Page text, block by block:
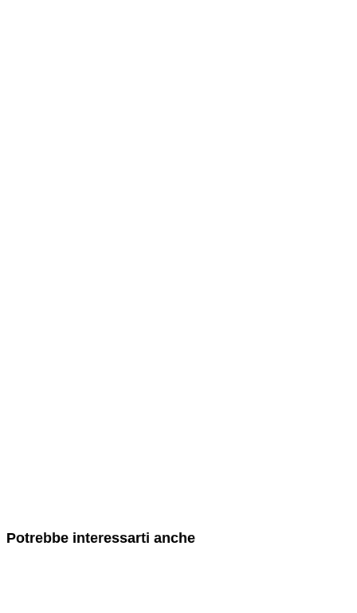
Potrebbe interessarti anche